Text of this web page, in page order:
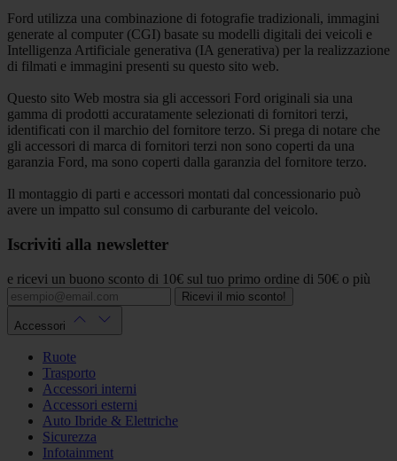
Ford utilizza una combinazione di fotografie tradizionali, immagini
generate al computer (CGI) basate su modelli digitali dei veicoli e
Intelligenza Artificiale generativa (IA generativa) per la realizzazione
di filmati e immagini presenti su questo sito web.
Questo sito Web mostra sia gli accessori Ford originali sia una
gamma di prodotti accuratamente selezionati di fornitori terzi,
identificati con il marchio del fornitore terzo. Si prega di notare che
gli accessori di marca di fornitori terzi non sono coperti da una
garanzia Ford, ma sono coperti dalla garanzia del fornitore terzo.
Il montaggio di parti e accessori montati dal concessionario può
avere un impatto sul consumo di carburante del veicolo.
Iscriviti alla newsletter
e ricevi un buono sconto di 10€ sul tuo primo ordine di 50€ o più
Ricevi il mio sconto!
Accessori
Ruote
Trasporto
Accessori interni
Accessori esterni
Auto Ibride & Elettriche
Sicurezza
Infotainment